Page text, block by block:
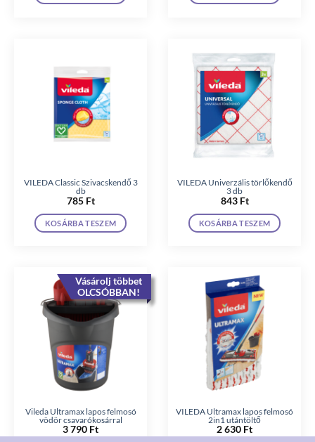
VILEDA Classic Szivacskendő 3
db
785 Ft
KOSÁRBA TESZEM
VILEDA Univerzális törlőkendő
3 db
843 Ft
KOSÁRBA TESZEM
Vásárolj többet
OLCSÓBBAN!
Vileda Ultramax lapos felmosó
vödör csavarókosárral
3 790 Ft
VILEDA Ultramax lapos felmosó
2in1 utántöltő
2 630 Ft